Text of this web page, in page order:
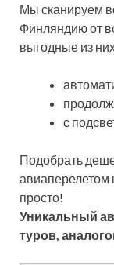
Мы сканируем
Финляндию от
выгодные из
с
Подобрать
авиаперелетом
просто!
Уникальный
туров,